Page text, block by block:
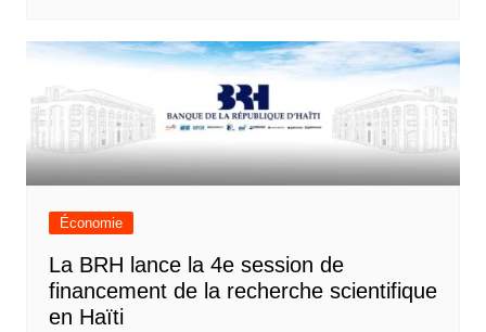
Économie
La BRH lance la 4e session de
financement de la recherche scientifique
en Haïti